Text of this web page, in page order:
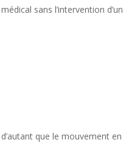
sans l’intervention d’un
que le mouvement en